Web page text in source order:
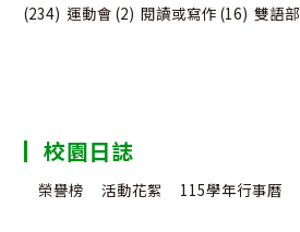
(234) 運動會 (2) 閱讀或寫作 (16) 雙語部
校園日誌
榮譽榜 活動花絮 115學年行事曆